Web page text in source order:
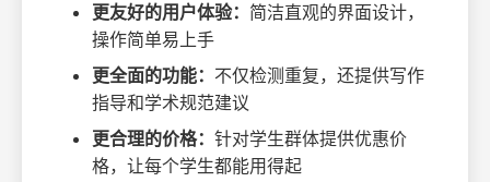
更友好的用户体验： 简洁直观的界面设计，
操作简单易上手
更全面的功能： 不仅检测重复，还提供写作
指导和学术规范建议
更合理的价格： 针对学生群体提供优惠价
格，让每个学生都能用得起